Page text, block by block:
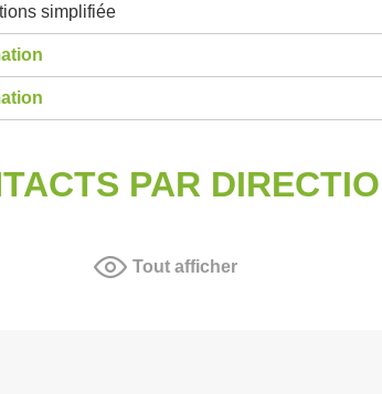
simplifiée
PAR
Tout afficher